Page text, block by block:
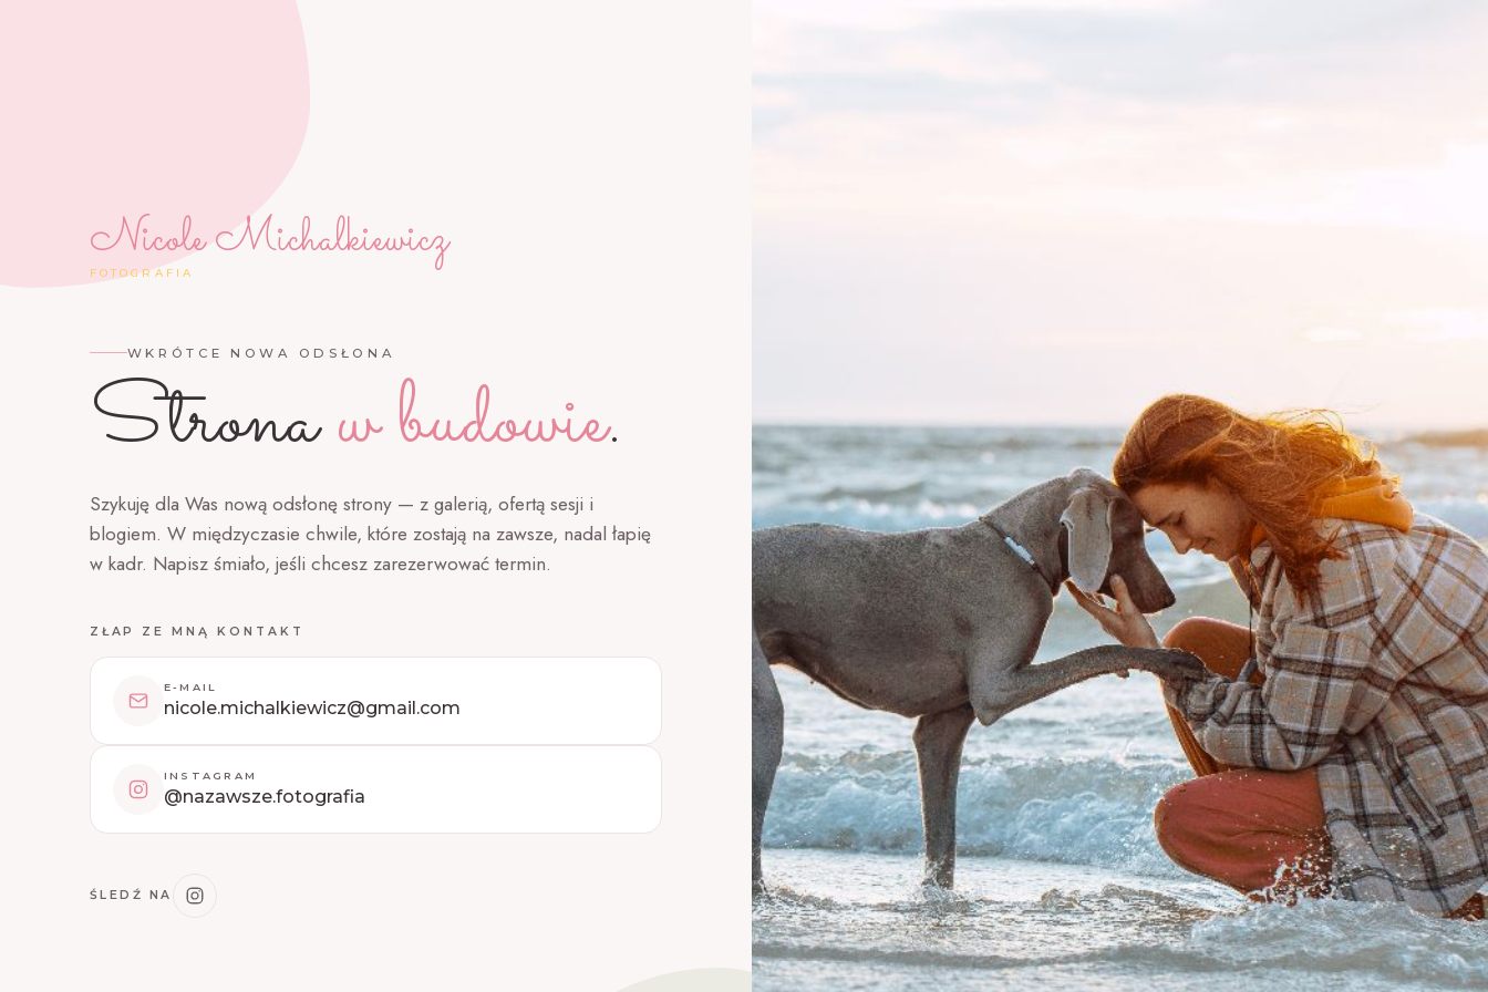
Nicole Michalkiewicz
FOTOGRAFIA
WKRÓTCE NOWA ODSŁONA
Stronaw budowie.
Szykuję dla Was nową odsłonę strony — z galerią, ofertą sesji i
blogiem. W międzyczasie chwile, które zostają na zawsze, nadal łapię
w kadr. Napisz śmiało, jeśli chcesz zarezerwować termin.
ZŁAP ZE MNĄ KONTAKT
E-MAIL
nicole.michalkiewicz@gmail.com
INSTAGRAM
@nazawsze.fotografia
ŚLEDŹ NA